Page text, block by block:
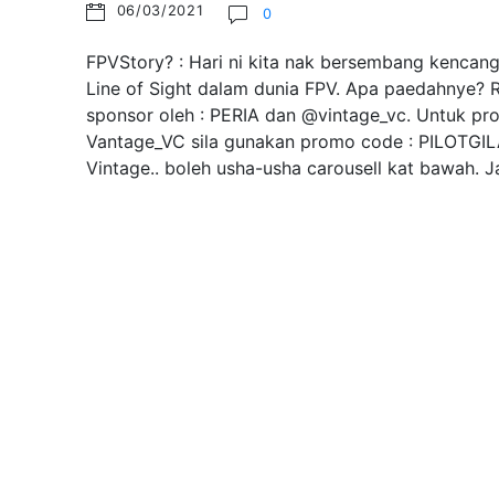
06/03/2021 0
FPVStory? : Hari ni kita nak bersembang
Line of Sight dalam dunia FPV. Apa paedahnye?
sponsor oleh : PERIA dan @vintage_vc. Untuk
Vantage_VC sila gunakan promo code :
Vintage.. boleh usha-usha carousell kat bawah.